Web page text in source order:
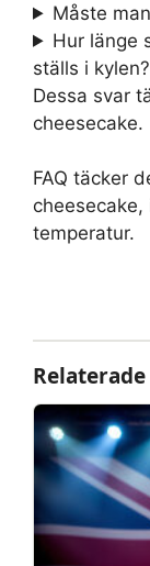
Måste
Hur länge
ställs i kylen?
Dessa svar
cheesecake.
FAQ täcker
temperatur.